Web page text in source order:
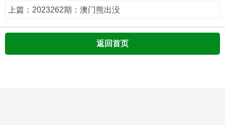
上篇：2023262期：澳门熊出没
返回首页